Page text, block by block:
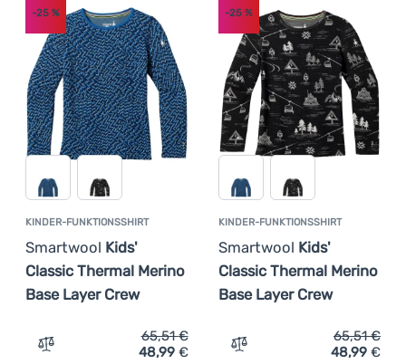
uns
Anmelden /
Registrieren
KINDER-FUNKTIONSSHIRT
Smartwool Kids'
Classic Thermal Merino
Base Layer Crew
-25 %
Zum Vergleich 'Kinder-Funktionsshirt Smartwool Kids'
65,51€
48,99 €
KINDER-FUNKTIONSSHIRT
Smartwool Kids'
Classic Thermal Merino
Base Layer Crew
-25%
Zum Vergleich 'Kinder-
65,51€
48,99 €